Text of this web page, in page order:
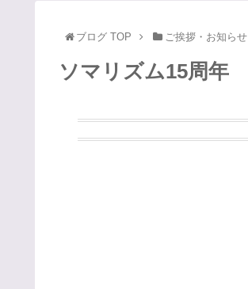
ブログ TOP ご挨拶・お知らせ
ソマリズム15周年